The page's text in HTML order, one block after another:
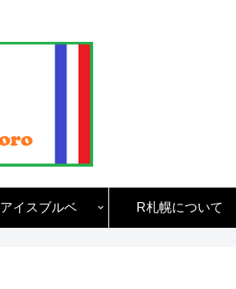
アイスブルベ R札幌について